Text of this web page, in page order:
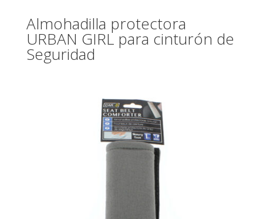
Almohadilla protectora
URBAN GIRL para cinturón de
Seguridad